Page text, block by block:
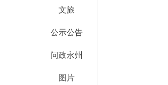
文旅
公示公告
问政永州
图片